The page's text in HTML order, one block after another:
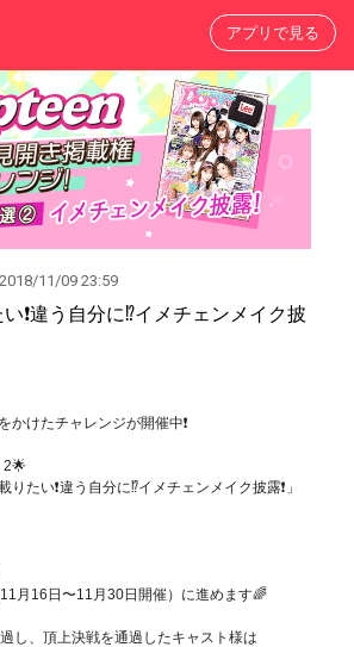
アプリで見る
11/09 23:59
❗️違う自分に⁉️イメチェンメイク披
かけたチャレンジが開催中❗️
2🌟
たい❗️違う自分に⁉️イメチェンメイク披露❗️」
月16日〜11月30日開催）に進めます🌈
し、頂上決戦を通過したキャスト様は